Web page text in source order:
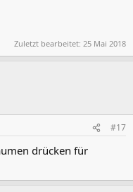
Zuletzt bearbeitet: 25 Mai 2018
#17
drücken für